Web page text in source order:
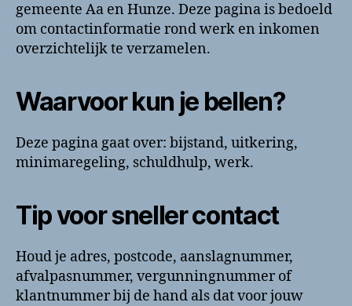
gemeente Aa en Hunze. Deze pagina is bedoeld
om contactinformatie rond werk en inkomen
overzichtelijk te verzamelen.
Waarvoor kun je bellen?
Deze pagina gaat over: bijstand, uitkering,
minimaregeling, schuldhulp, werk.
Tip voor sneller contact
Houd je adres, postcode, aanslagnummer,
afvalpasnummer, vergunningnummer of
klantnummer bij de hand als dat voor jouw